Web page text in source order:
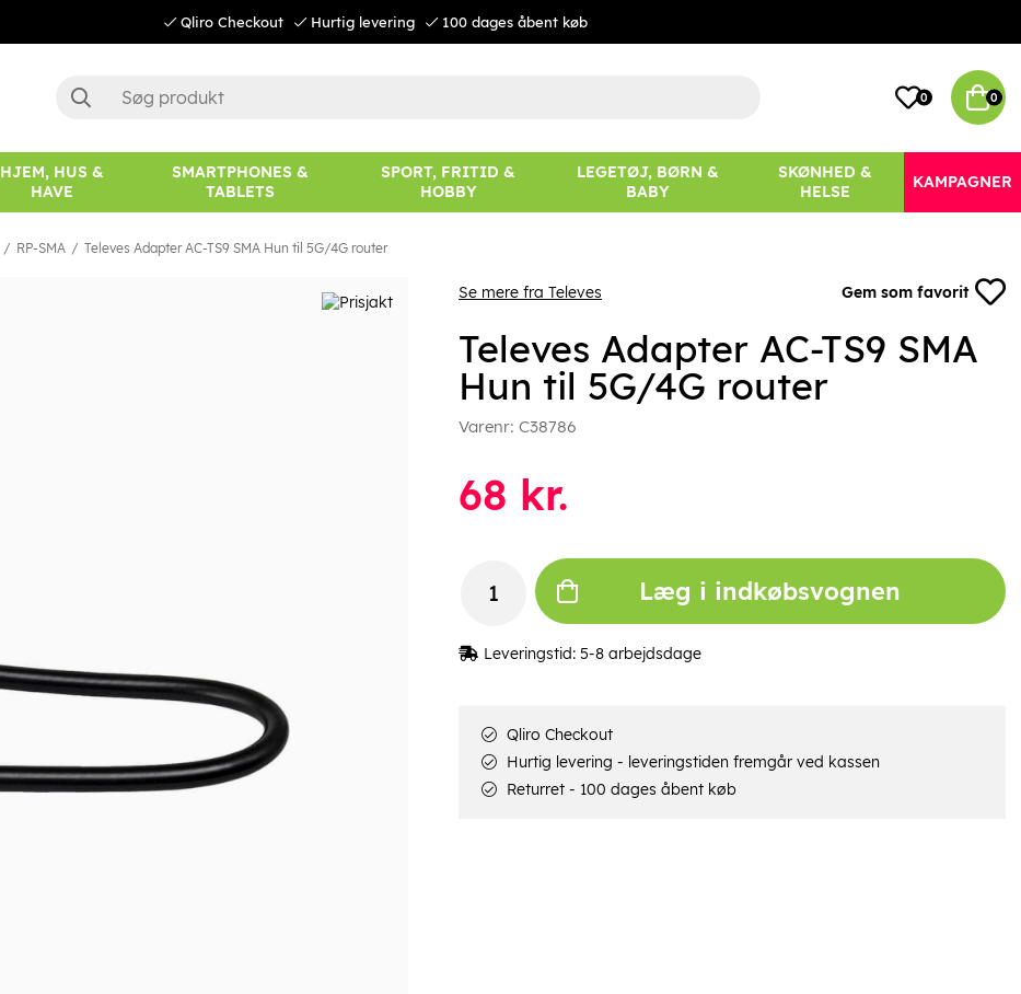
Qliro Checkout Hurtig levering 100 dages åbent køb
0 0
HJEM, HUS &
HAVE
SMARTPHONES &
TABLETS
SPORT, FRITID &
HOBBY
LEGETØJ, BØRN &
BABY
SKØNHED &
HELSE
KAMPAGNER
RP-SMA Televes Adapter AC-TS9 SMA Hun til 5G/4G router
Se mere fra Televes Gem som favorit
Televes Adapter AC-TS9 SMA
Hun til 5G/4G router
Varenr: C38786
68 kr.
Læg i indkøbsvognen
Leveringstid: 5-8 arbejdsdage
Qliro Checkout
Hurtig levering - leveringstiden fremgår ved kassen
Returret - 100 dages åbent køb